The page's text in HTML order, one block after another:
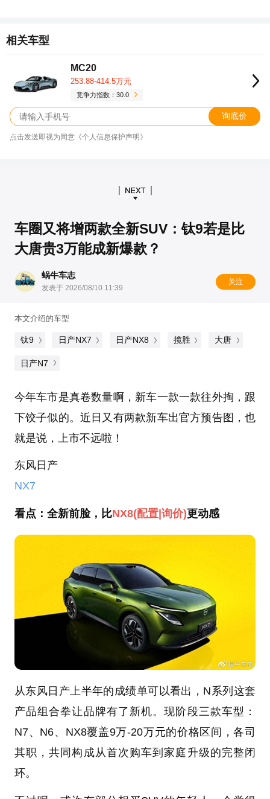
相关车型
MC20
253.88-414.5万元
竞争力指数：30.0
询底价
点击发送即视为同意《个人信息保护声明》
车圈又将增两款全新SUV：钛9若是比
大唐贵3万能成新爆款？
蜗牛车志
发表于 2026/08/10 11:39
关注
本文介绍的车型
钛9 日产NX7 日产NX8 揽胜 大唐
日产N7
今年车市是真卷数量啊，新车一款一款往外掏，跟
下饺子似的。近日又有两款新车出官方预告图，也
就是说，上市不远啦！
东风日产
NX7
看点：全新前脸，比NX8(配置|询价)更动感
从东风日产上半年的成绩单可以看出，N系列这套
产品组合拳让品牌有了新机。现阶段三款车型：
N7、N6、NX8覆盖9万-20万元的价格区间，各司
其职，共同构成从首次购车到家庭升级的完整闭
环。